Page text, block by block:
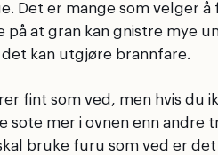
Det er mange som velger
at gran kan gnistre mye
kan utgjøre brannfare.
fint som ved, men hvis du
mer i ovnen enn andre
bruke furu som ved er det